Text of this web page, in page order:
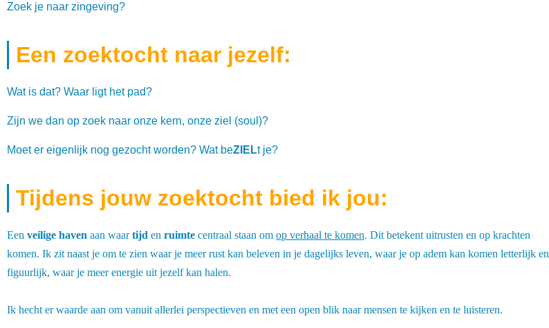
Zoek je naar zingeving?
Een zoektocht naar jezelf:
Wat is dat? Waar ligt het pad?
Zijn we dan op zoek naar onze kern, onze ziel (soul)?
Moet er eigenlijk nog gezocht worden? Wat beZIELt je?
Tijdens jouw zoektocht bied ik jou:
Een veilige haven aan waartijd en ruimte centraal staan om op verhaal te komen. Dit betekent uitrusten en op krachten
komen. Ik zit naast je om te zien waar je meer rust kan beleven in je dagelijks leven, waar je op adem kan komen letterlijk en
figuurlijk, waar je meer energie uit jezelf kan halen.
Ik hecht er waarde aan om vanuit allerlei perspectieven en met een open blik naar mensen te kijken en te luisteren.